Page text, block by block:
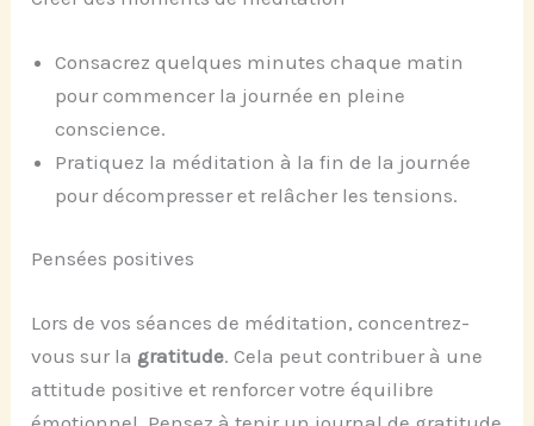
Consacrez quelques minutes chaque matin
pour commencer la journée en pleine
conscience.
Pratiquez la méditation à la fin de la journée
pour décompresser et relâcher les tensions.
Pensées positives
Lors de vos séances de méditation, concentrez-
vous sur la gratitude. Cela peut contribuer à une
attitude positive et renforcer votre équilibre